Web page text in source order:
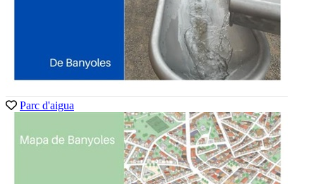
Parc d'aigua